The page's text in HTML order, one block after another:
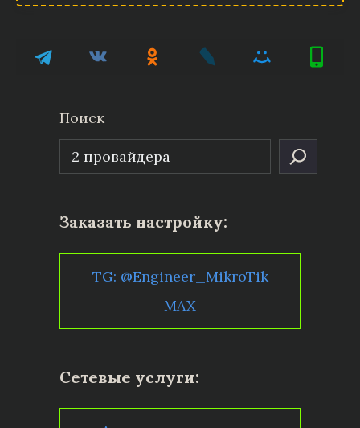
Поиск
Заказать настройку:
TG: @Engineer_MikroTik
MAX
Сетевые услуги: